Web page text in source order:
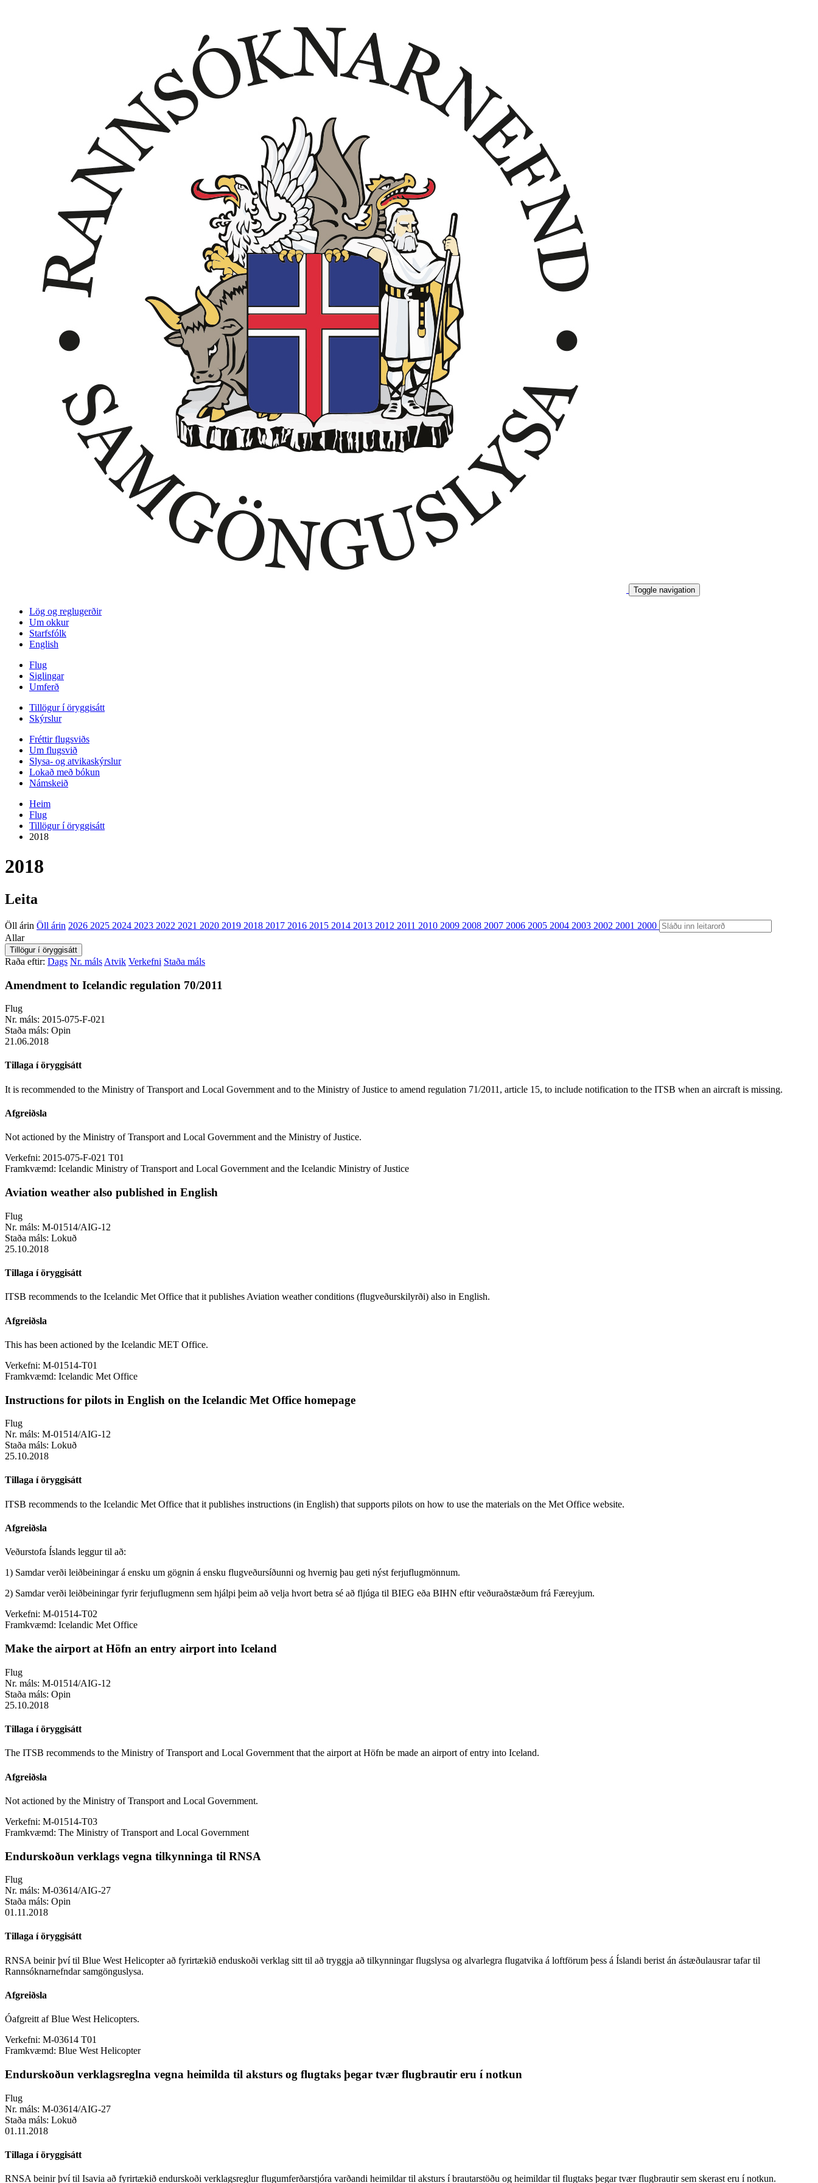
Toggle navigation
Lög og reglugerðir
Um okkur
Starfsfólk
English
Flug
Siglingar
Umferð
Tillögur í öryggisátt
Skýrslur
Fréttir flugsviðs
Um flugsvið
Slysa- og atvikaskýrslur
Lokað með bókun
Námskeið
Heim
Flug
Tillögur í öryggisátt
2018
2018
Leita
Öll árin Öll árin 2026 2025 2024 2023 2022 2021 2020 2019 2018 2017 2016 2015 2014 2013 2012 2011 2010 2009 2008 2007 2006 2005 2004 2003 2002 2001 2000
Allar
Raða eftir: Dags Nr. máls Atvik Verkefni Staða máls
Amendment to Icelandic regulation 70/2011
Flug
Nr. máls: 2015-075-F-021
Staða máls: Opin
21.06.2018
Tillaga í öryggisátt
It is recommended to the Ministry of Transport and Local Government and to the Ministry of Justice to amend regulation 71/2011, article 15, to include notification to the ITSB when an aircraft is missing.
Afgreiðsla
Not actioned by the Ministry of Transport and Local Government and the Ministry of Justice.
Verkefni: 2015-075-F-021 T01
Framkvæmd: Icelandic Ministry of Transport and Local Government and the Icelandic Ministry of Justice
Aviation weather also published in English
Flug
Nr. máls: M-01514/AIG-12
Staða máls: Lokuð
25.10.2018
Tillaga í öryggisátt
ITSB recommends to the Icelandic Met Office that it publishes Aviation weather conditions (flugveðurskilyrði) also in English.
Afgreiðsla
This has been actioned by the Icelandic MET Office.
Verkefni: M-01514-T01
Framkvæmd: Icelandic Met Office
Instructions for pilots in English on the Icelandic Met Office homepage
Flug
Nr. máls: M-01514/AIG-12
Staða máls: Lokuð
25.10.2018
Tillaga í öryggisátt
ITSB recommends to the Icelandic Met Office that it publishes instructions (in English) that supports pilots on how to use the materials on the Met Office website.
Afgreiðsla
Veðurstofa Íslands leggur til að:
1) Samdar verði leiðbeiningar á ensku um gögnin á ensku flugveðursíðunni og hvernig þau geti nýst ferjuflugmönnum.
2) Samdar verði leiðbeiningar fyrir ferjuflugmenn sem hjálpi þeim að velja hvort betra sé að fljúga til BIEG eða BIHN eftir veðuraðstæðum frá Færeyjum.
Verkefni: M-01514-T02
Framkvæmd: Icelandic Met Office
Make the airport at Höfn an entry airport into Iceland
Flug
Nr. máls: M-01514/AIG-12
Staða máls: Opin
25.10.2018
Tillaga í öryggisátt
The ITSB recommends to the Ministry of Transport and Local Government that the airport at Höfn be made an airport of entry into Iceland.
Afgreiðsla
Not actioned by the Ministry of Transport and Local Government.
Verkefni: M-01514-T03
Framkvæmd: The Ministry of Transport and Local Government
Endurskoðun verklags vegna tilkynninga til RNSA
Flug
Nr. máls: M-03614/AIG-27
Staða máls: Opin
01.11.2018
Tillaga í öryggisátt
RNSA beinir því til Blue West Helicopter að fyrirtækið enduskoði verklag sitt til að tryggja að tilkynningar flugslysa og alvarlegra flugatvika á loftförum þess á Íslandi berist án ástæðulausrar tafar til
Rannsóknarnefndar samgönguslysa.
Afgreiðsla
Óafgreitt af Blue West Helicopters.
Verkefni: M-03614 T01
Framkvæmd: Blue West Helicopter
Endurskoðun verklagsreglna vegna heimilda til aksturs og flugtaks þegar tvær flugbrautir eru í notkun
Flug
Nr. máls: M-03614/AIG-27
Staða máls: Lokuð
01.11.2018
Tillaga í öryggisátt
RNSA beinir því til Isavia að fyrirtækið endurskoði verklagsreglur flugumferðarstjóra varðandi heimildar til aksturs í brautarstöðu og heimildar til flugtaks þegar tvær flugbrautir sem skerast eru í notkun.